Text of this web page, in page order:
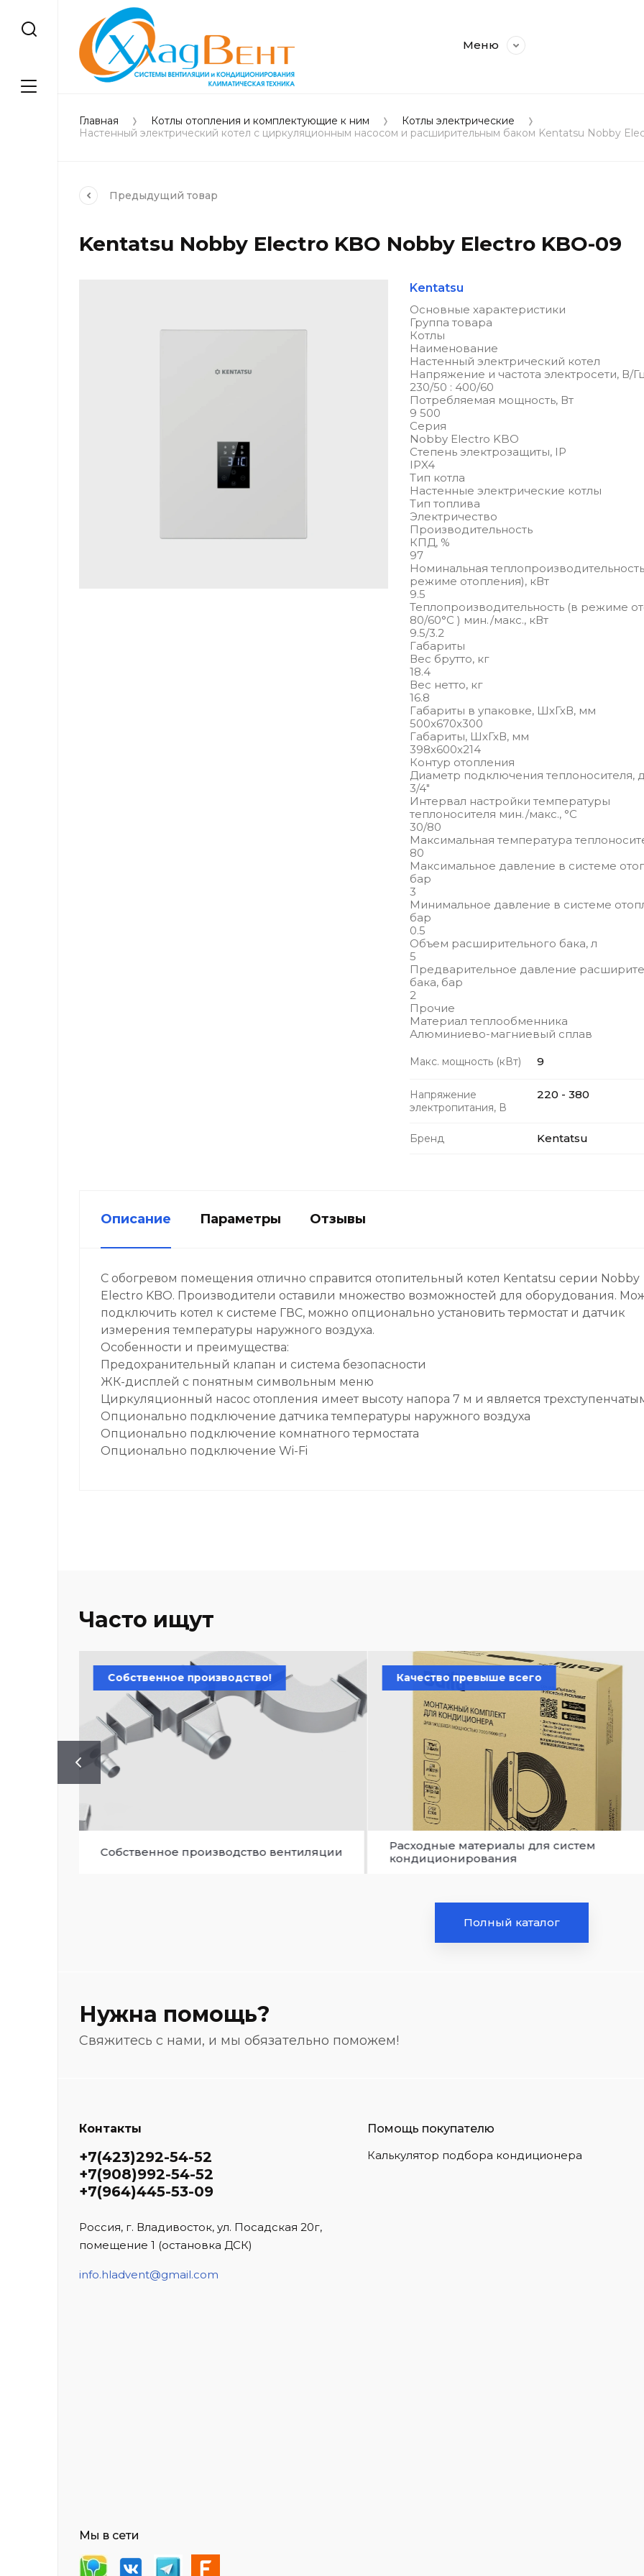
Меню
Главная Котлы отопления и комплектующие к ним
Котлы электрические
Настенный электрический котел с циркуляционным насосом и расширительным баком Kentatsu Nobby
Предыдущий товар
Kentatsu Nobby Electro KBO Nobby Electro KBO-09
Kentatsu
Основные характеристики
Группа товара
Котлы
Наименование
Настенный электрический котел
Напряжение и частота электросети, В/
230/50 : 400/60
Потребляемая мощность, Вт
9 500
Серия
Nobby Electro KBO
Степень электрозащиты, IP
IPX4
Тип котла
Настенные электрические котлы
Тип топлива
Электричество
Производительность
КПД, %
97
Номинальная
режиме отопления), кВт
9.5
Теплопроизводительность (в режиме
80/60°С ) мин./макс., кВт
9.5/3.2
Габариты
Вес брутто, кг
18.4
Вес нетто, кг
16.8
Габариты в упаковке, ШхГхВ, мм
500x670x300
Габариты, ШхГхВ, мм
398х600х214
Контур отопления
Диаметр подключения теплоносителя,
3/4"
Интервал настройки температуры
теплоносителя мин./макс., °С
30/80
Максимальная температура
80
Максимальное давление в системе
бар
3
Минимальное давление в системе
бар
0.5
Объем расширительного бака, л
5
Предварительное давление
бака, бар
2
Прочие
Материал теплообменника
Алюминиево-магниевый сплав
Макс. мощность (кВт) 9
Напряжение
электропитания, В
220 - 380
Бренд Kentatsu
Описание Параметры Отзывы
С обогревом помещения отлично справится отопительный котел Kentatsu серии Nobby
Electro KBO. Производители оставили множество возможностей для оборудования.
подключить котел к системе ГВС, можно опционально установить термостат и датчик
измерения температуры наружного воздуха.
Особенности и преимущества:
Предохранительный клапан и система безопасности
ЖК-дисплей с понятным символьным меню
Циркуляционный насос отопления имеет высоту напора 7 м и является
Опционально подключение датчика температуры наружного воздуха
Опционально подключение комнатного термостата
Опционально подключение Wi-Fi
Часто ищут
Собственное производство!
Собственное производство вентиляции
Качество превыше всего
Расходные материалы для систем
кондиционирования
Полный каталог
Нужна помощь?
Свяжитесь с нами, и мы обязательно поможем!
Контакты
+7(423)292-54-52
+7(908)992-54-52
+7(964)445-53-09
Россия, г. Владивосток, ул. Посадская 20г,
помещение 1 (остановка ДСК)
info.hladvent@gmail.com
Помощь покупателю
Калькулятор подбора кондиционера
Мы в сети